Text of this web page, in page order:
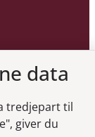
data
tredjepart til
giver du